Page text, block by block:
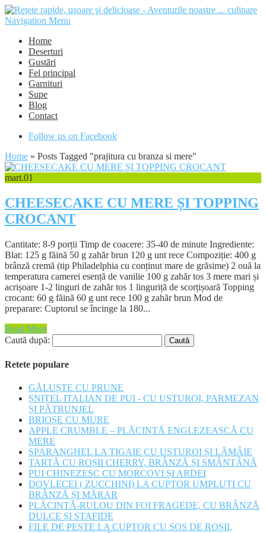
Navigation Menu
Home
Deserturi
Gustări
Fel principal
Garnituri
Supe
Blog
Contact
Follow us on Facebook
Home » Posts Tagged "prajitura cu branza si mere"
mart.01
CHEESECAKE CU MERE ȘI TOPPING
CROCANT
Cantitate: 8-9 porții Timp de coacere: 35-40 de minute Ingrediente:
Blat: 125 g făină 50 g zahăr brun 120 g unt rece Compoziție: 400 g
brânză cremă (tip Philadelphia cu conținut mare de grăsime) 2 ouă la
temperatura camerei esență de vanilie 100 g zahăr tos 3 mere mari și
acrișoare 1-2 linguri de zahăr tos 1 linguriță de scorțișoară Topping
crocant: 60 g făină 60 g unt rece 100 g zahăr brun Mod de
preparare: Cuptorul se încinge la 180...
Read More
Caută după:
Retete populare
GĂLUȘTE CU PRUNE
ȘNIȚEL ITALIAN DE PUI - CU USTUROI, PARMEZAN
ȘI PĂTRUNJEL
BRIOȘE CU MURE
APPLE CRUMBLE – PLĂCINTĂ ENGLEZEASCĂ CU
MERE
SPARANGHEL LA TIGAIE CU USTUROI ȘI LĂMÂIE
TARTĂ CU ROȘII CHERRY, BRÂNZĂ ȘI SMÂNTÂNĂ
PUI CHINEZESC CU MORCOVI ȘI ARDEI
DOVLECEI ( ZUCCHINI) LA CUPTOR UMPLUȚI CU
BRÂNZĂ ȘI MĂRAR
PLĂCINTĂ-RULOU DIN FOI FRAGEDE, CU BRÂNZĂ
DULCE ȘI STAFIDE
FILE DE PEȘTE LA CUPTOR CU SOS DE ROȘII,